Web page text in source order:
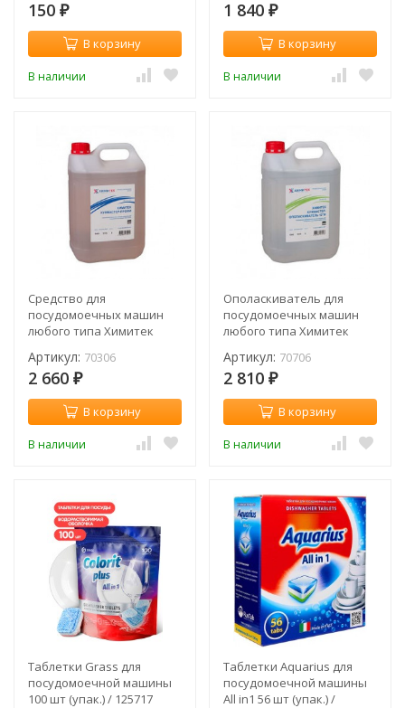
150 ₽
В корзину
В наличии
жидкий низкопенный
кислотный / 70506
1 840 ₽
В корзину
В наличии
Средство для
посудомоечных машин
любого типа Химитек
концентрированное
жидкое низкопенное
щелочное моющее / 70306
Артикул: 70306
2 660 ₽
В корзину
В наличии
Ополаскиватель для
посудомоечных машин
любого типа Химитек
концентрированный
жидкий низкопенный
нейтральный / 70706
Артикул: 70706
2 810 ₽
В корзину
В наличии
Таблетки Grass для
посудомоечной машины
100 шт (упак.) / 125717
Таблетки Aquarius для
посудомоечной машины
All in1 56 шт (упак.) /